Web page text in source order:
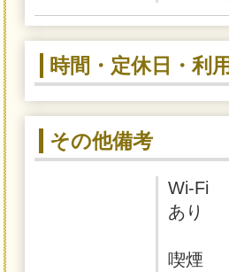
時間・定休日・利
その他備考
Wi-Fi
あり
喫煙